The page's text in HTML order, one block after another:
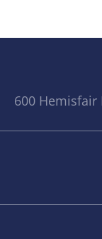
600 Hemisfair